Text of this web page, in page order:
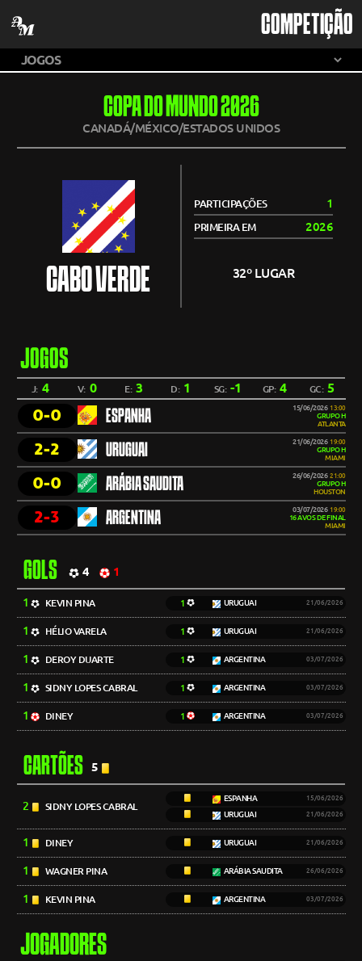
COMPETIÇÃO
COPA DO MUNDO 2026
CANADÁ/MÉXICO/ESTADOS UNIDOS
CABO VERDE
PARTICIPAÇÕES 1
PRIMEIRA EM 2026
32º LUGAR
JOGOS
J: 4 V: 0 E:3 D: 1 SG:-1 GP: 4 GC: 5
0-0 ESPANHA 15/06/2026 13:00
GRUPO H
ATLANTA
2-2 URUGUAI 21/06/2026 19:00
GRUPO H
MIAMI
0-0 ARÁBIA SAUDITA 26/06/2026 21:00
GRUPO H
HOUSTON
2-3 ARGENTINA 03/07/2026 19:00
16 AVOS DE FINAL
MIAMI
GOLS 4 1
1 KEVIN PINA 1 URUGUAI 21/06/2026
1 HÉLIO VARELA 1 URUGUAI 21/06/2026
1 DEROY DUARTE 1 ARGENTINA 03/07/2026
1 SIDNY LOPES CABRAL 1 ARGENTINA 03/07/2026
1 DINEY 1 ARGENTINA 03/07/2026
CARTÕES 5
2 SIDNY LOPES CABRAL
ESPANHA 15/06/2026
URUGUAI 21/06/2026
1 DINEY URUGUAI 21/06/2026
1 WAGNER PINA ARÁBIA SAUDITA 26/06/2026
1 KEVIN PINA ARGENTINA 03/07/2026
JOGADORES